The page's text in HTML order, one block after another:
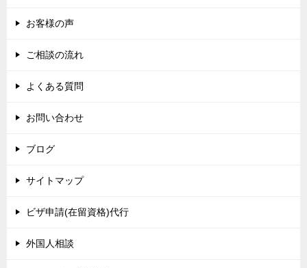
お客様の声
ご相談の流れ
よくある質問
お問い合わせ
ブログ
サイトマップ
ビザ申請(在留資格)代行
外国人相談